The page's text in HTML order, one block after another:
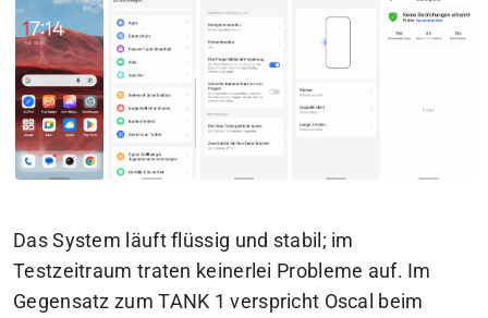
Das System läuft flüssig und stabil; im
Testzeitraum traten keinerlei Probleme auf. Im
Gegensatz zum TANK 1 verspricht Oscal beim